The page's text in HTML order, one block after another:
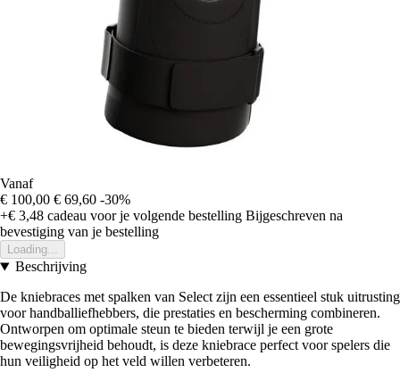
Vanaf
€ 100,00 € 69,60 -30%
+€ 3,48 cadeau voor je volgende bestelling Bijgeschreven na
bevestiging van je bestelling
Loading...
Beschrijving
De kniebraces met spalken van Select zijn een essentieel stuk uitrusting
voor handballiefhebbers, die prestaties en bescherming combineren.
Ontworpen om optimale steun te bieden terwijl je een grote
bewegingsvrijheid behoudt, is deze kniebrace perfect voor spelers die
hun veiligheid op het veld willen verbeteren.